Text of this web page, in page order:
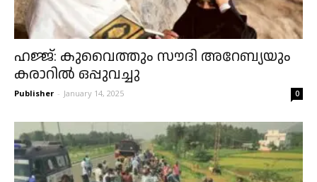
ഹജ്ജ്: കുവൈത്തും സൗദി അറേബ്യയും
കരാറിൽ ഒപ്പുവച്ചു
Publisher - January 14, 2025 0